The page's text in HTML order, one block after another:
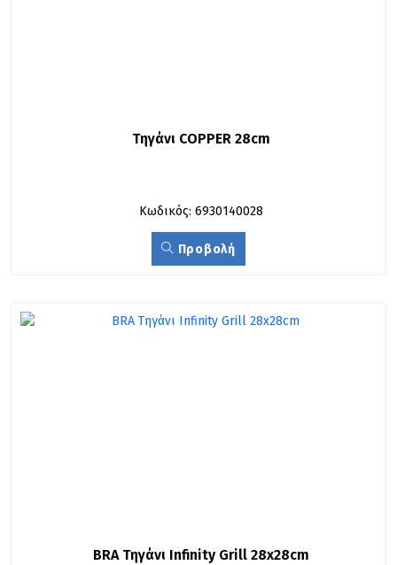
Τηγάνι COPPER 28cm
Κωδικός: 6930140028
Προβολή
BRA Τηγάνι Infinity Grill 28x28cm